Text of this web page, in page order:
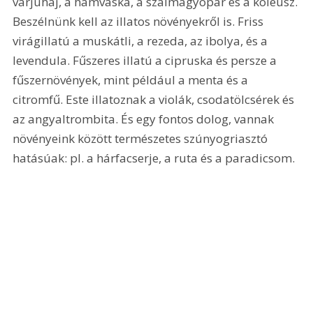
Beszélnünk kell az illatos növényekről is. Friss
virágillatú a muskátli, a rezeda, az ibolya, és a
levendula. Fűszeres illatú a cipruska és persze a
fűszernövények, mint például a menta és a
citromfű. Este illatoznak a violák, csodatölcsérek és
az angyaltrombita. És egy fontos dolog, vannak
növényeink között természetes szúnyogriasztó
hatásúak: pl. a hárfacserje, a ruta és a paradicsom.